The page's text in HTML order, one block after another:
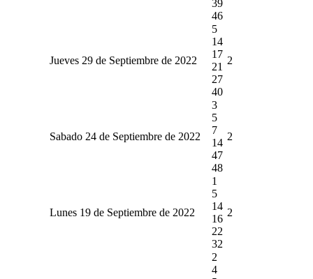
39
46
Jueves 29 de Septiembre de 2022
5
14
17
21
27
40
2
Sabado 24 de Septiembre de 2022
3
5
7
14
47
48
2
Lunes 19 de Septiembre de 2022
1
5
14
16
22
32
2
2
4